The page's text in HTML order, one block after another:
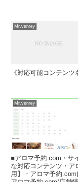
Mr.venrey
《対応可能コンテン
Mr.venrey
■アロマ予約.com・サ
な対応コンテンツ・ア
用】・アロマ予約